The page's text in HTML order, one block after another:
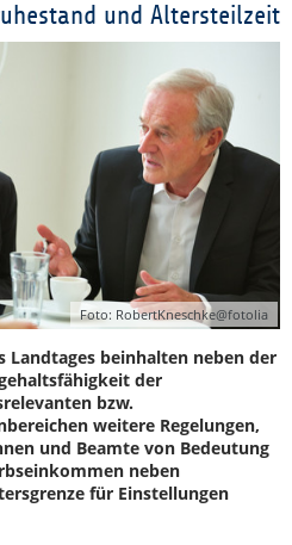
und Altersteilzeit
Foto: RobertKneschke@fotolia
Landtages beinhalten neben der
der
bzw.
weitere Regelungen,
und Beamte von Bedeutung
neben
für Einstellungen